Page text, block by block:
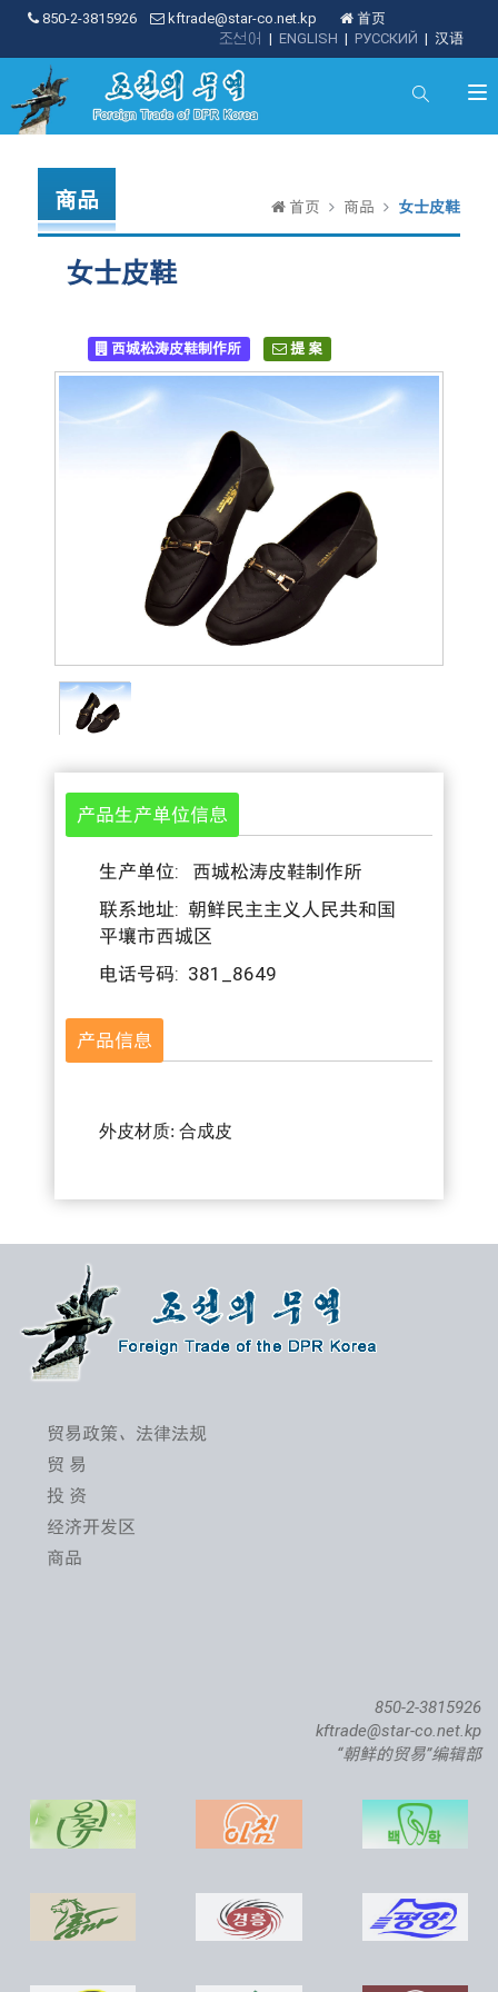
850-2-3815926 kftrade@star-co.net.kp
首页
| 汉语
| РУССКИЙ
| ENGLISH
조선어
商品 首页 商品 女士皮鞋
女士皮鞋
西城松涛皮鞋制作所 提 案
产品生产单位信息
生产单位: 西城松涛皮鞋制作所
联系地址: 朝鲜民主主义人民共和国
平壤市西城区
电话号码: 381_8649
产品信息
外皮材质: 合成皮
贸易政策、法律法规
贸 易
投 资
经济开发区
商品
850-2-3815926
kftrade@star-co.net.kp
“朝鲜的贸易”编辑部